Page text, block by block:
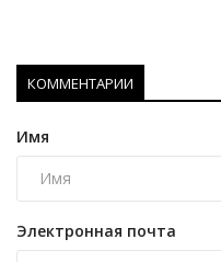
КОММЕНТАРИИ
Имя
Электронная почта